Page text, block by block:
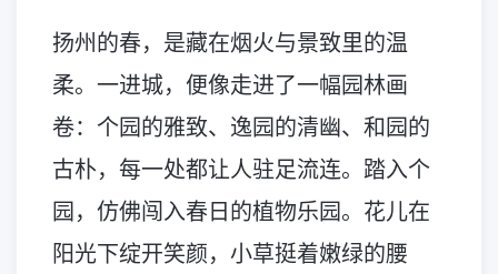
扬州的春，是藏在烟火与景致里的温
柔。一进城，便像走进了一幅园林画
卷：个园的雅致、逸园的清幽、和园的
古朴，每一处都让人驻足流连。踏入个
园，仿佛闯入春日的植物乐园。花儿在
阳光下绽开笑颜，小草挺着嫩绿的腰